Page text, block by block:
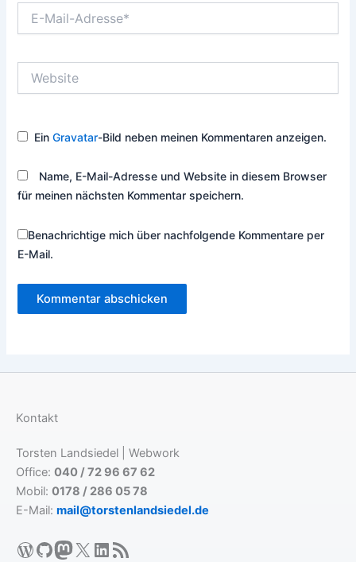
Mail-
EinGravatar-Bild neben meinen Kommentaren anzeigen.
Name, E-Mail-Adresse und Website in diesem Browser
für meinen nächsten Kommentar speichern.
Benachrichtige mich über nachfolgende Kommentare per
E-Mail.
Kontakt
Torsten Landsiedel | Webwork
Office: 040 / 72 96 67 62
Mobil: 0178 / 286 05 78
E-Mail: mail@torstenlandsiedel.de
WordPress
GitHub
Mastodon
X LinkedIn
RSS-Feed